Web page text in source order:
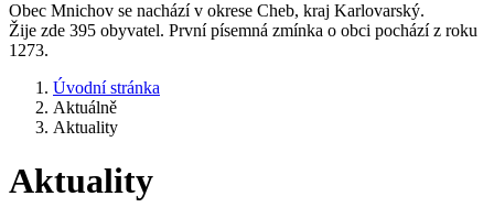
Obec Mnichov se nachází v okrese Cheb, kraj Karlovarský.
Žije zde 395 obyvatel. První písemná zmínka o obci pochází z roku
1273.
Úvodní stránka
Aktuálně
Aktuality
Aktuality